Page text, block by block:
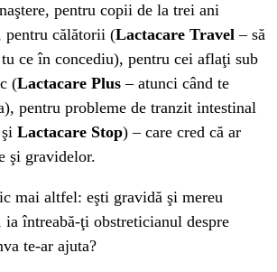
pentru copii de la trei ani
pentru călătorii (Lactacare Travel – să
ce în concediu), pentru cei aflaţi sub
(Lactacare Plus – atunci când te
pentru probleme de tranzit intestinal
şi Lactacare Stop) – care cred că ar
şi gravidelor.
mai altfel: eşti gravidă şi mereu
ia întreabă-ţi obstreticianul despre
te-ar ajuta?